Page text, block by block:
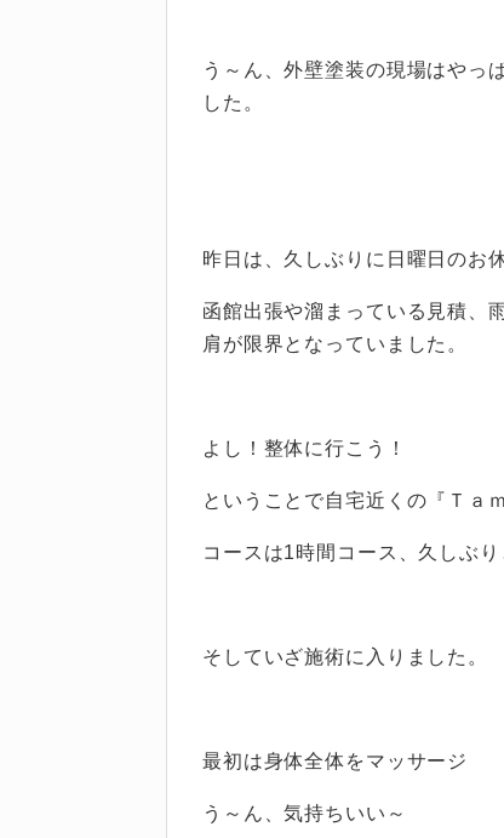
う～ん、外壁塗装の現場はやっ
した。
昨日は、久しぶりに日曜日のお
函館出張や溜まっている見積、
肩が限界となっていました。
よし！整体に行こう！
ということで自宅近くの『 Ｔａ
コースは1時間コース、久しぶ
そしていざ施術に入りました。
最初は身体全体をマッサージ
う～ん、気持ちいい～